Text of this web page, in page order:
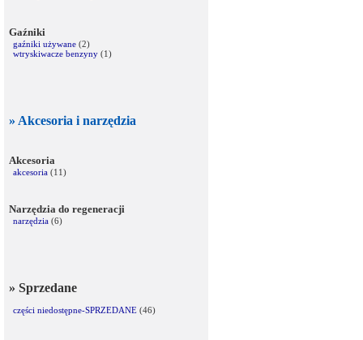
Gaźniki
gaźniki używane (2)
wtryskiwacze benzyny (1)
» Akcesoria i narzędzia
Akcesoria
akcesoria (11)
Narzędzia do regeneracji
narzędzia (6)
» Sprzedane
części niedostępne-SPRZEDANE (46)